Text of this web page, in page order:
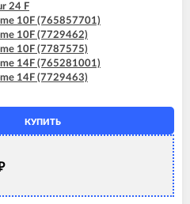
24 F
10F (765857701)
10F (7729462)
10F (7787575)
14F (765281001)
14F (7729463)
14F (7787576)
24F (765281101)
24F (7729464)
24F (7787577)
240 Fi
F
F
КУПИТЬ